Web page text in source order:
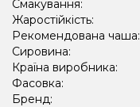
Смакування:
Жаростійкість:
Рекомендована чаша:
Сировина:
Країна виробника:
Фасовка:
Бренд: